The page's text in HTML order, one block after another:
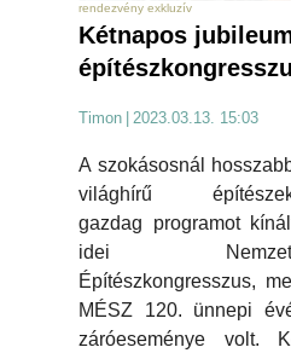
rendezvény exkluzív
Kétnapos
Timon 2023.03.13. 15:03
A szokásosnál
világhírű
gazdag programot
idei
Építészkongresszus,
MÉSZ 120. ünnepi
záróeseménye volt.